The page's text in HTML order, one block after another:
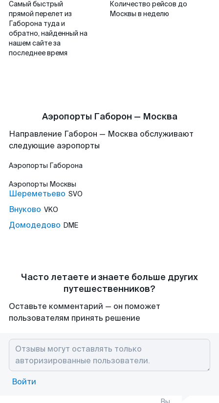
Самый быстрый
прямой перелет из
Габорона туда и
обратно, найденный на
нашем сайте за
последнее время
Количество рейсов до
Москвы в неделю
Аэропорты Габорон — Москва
Направление Габорон — Москва обслуживают
следующие аэропорты
Аэропорты Габорона
Аэропорты Москвы
Шереметьево SVO
Внуково VKO
Домодедово DME
Часто летаете и знаете больше других
путешественников?
Оставьте комментарий — он поможет
пользователям принять решение
Войти